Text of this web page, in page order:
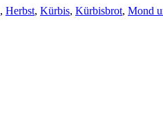
, Herbst, Kürbis, Kürbisbrot, Mond